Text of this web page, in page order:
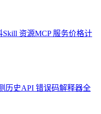
Skill 资源MCP 服务价格计
历史API 错误码解释器全